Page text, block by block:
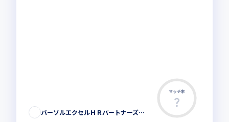
マッチ率
パーソルエクセルＨＲパートナーズ株式会社